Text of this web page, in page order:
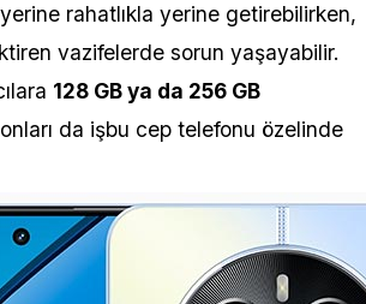
rahatlıkla yerine getirebilirken,
vazifelerde sorun yaşayabilir.
128 GB ya da 256 GB
da işbu cep telefonu özelinde